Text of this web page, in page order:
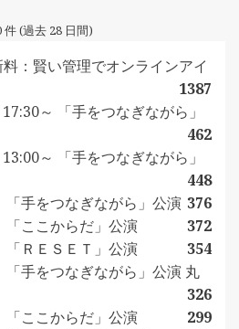
(過去 28 日間)
：賢い管理でオンラインアイ
1387
～ 「手をつなぎながら」
462
～ 「手をつなぎながら」
448
手をつなぎながら」公演 376
「ここからだ」公演
372
「ＲＥＳＥＴ」公演
354
手をつなぎながら」公演 丸
326
「ここからだ」公演
299